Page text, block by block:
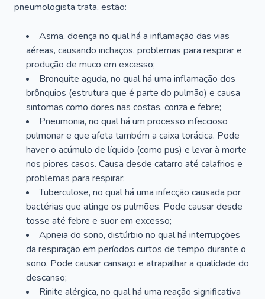
pneumologista trata, estão:
Asma, doença no qual há a inflamação das vias
aéreas, causando inchaços, problemas para respirar e
produção de muco em excesso;
Bronquite aguda, no qual há uma inflamação dos
brônquios (estrutura que é parte do pulmão) e causa
sintomas como dores nas costas, coriza e febre;
Pneumonia, no qual há um processo infeccioso
pulmonar e que afeta também a caixa torácica. Pode
haver o acúmulo de líquido (como pus) e levar à morte
nos piores casos. Causa desde catarro até calafrios e
problemas para respirar;
Tuberculose, no qual há uma infecção causada por
bactérias que atinge os pulmões. Pode causar desde
tosse até febre e suor em excesso;
Apneia do sono, distúrbio no qual há interrupções
da respiração em períodos curtos de tempo durante o
sono. Pode causar cansaço e atrapalhar a qualidade do
descanso;
Rinite alérgica, no qual há uma reação significativa